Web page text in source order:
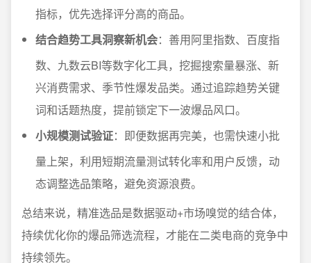
指标，优先选择评分高的商品。
结合趋势工具洞察新机会：善用阿里指数、百度指
数、九数云BI等数字化工具，挖掘搜索量暴涨、新
兴消费需求、季节性爆发品类。通过追踪趋势关键
词和话题热度，提前锁定下一波爆品风口。
小规模测试验证：即便数据再完美，也需快速小批
量上架，利用短期流量测试转化率和用户反馈，动
态调整选品策略，避免资源浪费。
总结来说，精准选品是数据驱动+市场嗅觉的结合体，
持续优化你的爆品筛选流程，才能在二类电商的竞争中
持续领先。